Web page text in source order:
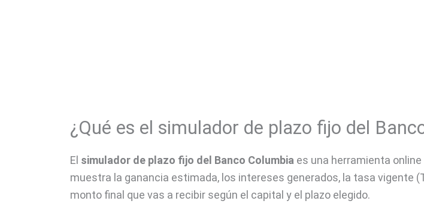
¿Qué es el simulador de plazo fijo del
El simulador de plazo fijo del Banco Columbia es una herramienta
muestra la ganancia estimada, los intereses generados, la tasa vigente
monto final que vas a recibir según el capital y el plazo elegido.